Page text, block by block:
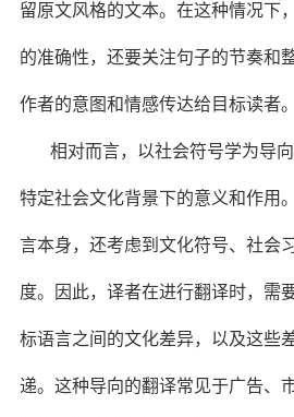
留原文风格的文本。在这种情况下
的准确性，还要关注句子的节奏和
作者的意图和情感传达给目标读者。
相对而言，以社会符号学为导
特定社会文化背景下的意义和作用
言本身，还考虑到文化符号、社会
度。因此，译者在进行翻译时，需
标语言之间的文化差异，以及这些
递。这种导向的翻译常见于广告、